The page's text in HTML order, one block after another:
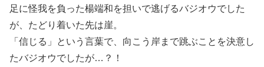
足に怪我を負った楊端和を担いで逃げるバジオウでした
が、たどり着いた先は崖。
「信じる」という言葉で、向こう岸まで跳ぶことを決意し
たバジオウでしたが…？！